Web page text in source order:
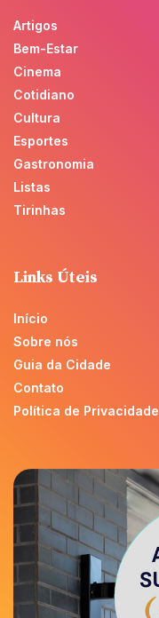
Artigos
Bem-Estar
Cinema
Cotidiano
Cultura
Esportes
Gastronomia
Listas
Tirinhas
Links Úteis
Início
Sobre nós
Guia da Cidade
Contato
Política de Privacidade